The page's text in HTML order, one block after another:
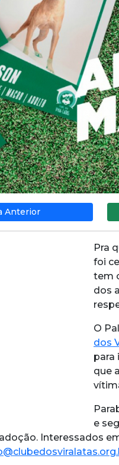
Anterior
Pra
foi
tem
dos
O
dos
para
que
e
Interessados